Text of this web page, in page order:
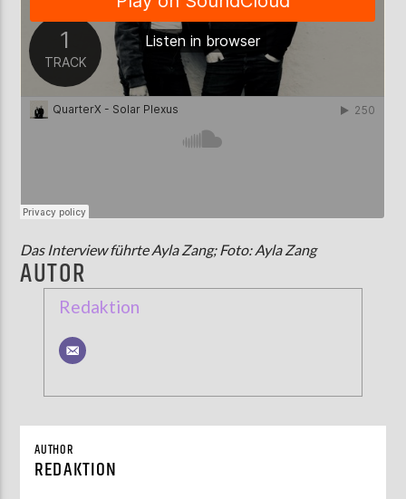
Das Interview führte Ayla Zang; Foto: Ayla Zang
AUTOR
Redaktion
AUTHOR
REDAKTION